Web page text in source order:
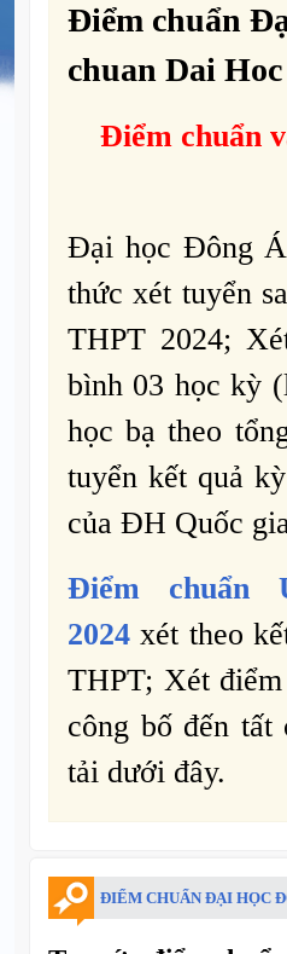
Điểm chuẩn
chuan Dai
Điểm chuẩn
Đại học Đông Á
thức xét tuyển
THPT 2024;
bình 03 học kỳ
học bạ theo
tuyển kết quả
của ĐH Quốc
Điểm chuẩn
2024 xét theo
THPT; Xét
công bố đến
tải dưới đây.
ĐIỂM CHUẨN ĐẠI HỌC